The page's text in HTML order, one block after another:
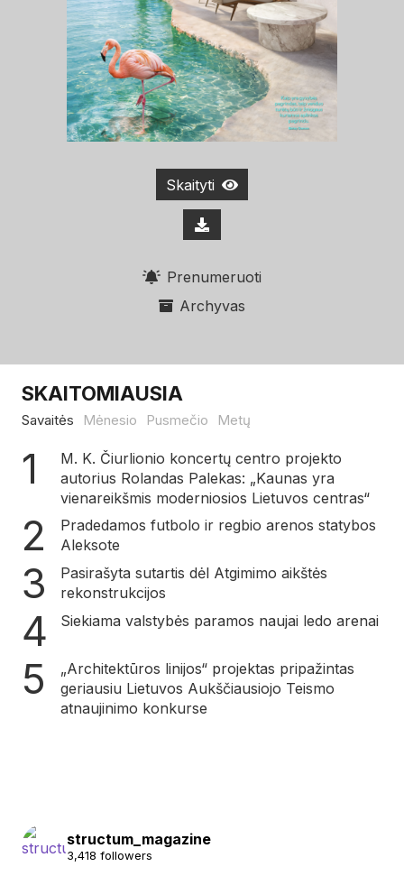
Skaityti
Prenumeruoti
Archyvas
SKAITOMIAUSIA
Savaitės Mėnesio Pusmečio Metų
M. K. Čiurlionio koncertų centro projekto
autorius Rolandas Palekas: „Kaunas yra
vienareikšmis moderniosios Lietuvos centras“
Pradedamos futbolo ir regbio arenos statybos
Aleksote
Pasirašyta sutartis dėl Atgimimo aikštės
rekonstrukcijos
Siekiama valstybės paramos naujai ledo arenai
„Architektūros linijos“ projektas pripažintas
geriausiu Lietuvos Aukščiausiojo Teismo
atnaujinimo konkurse
structum_magazine
3,418 followers